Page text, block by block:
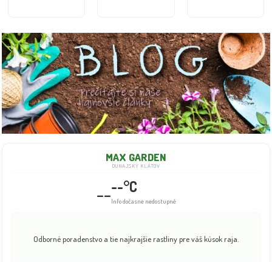
MAX GARDEN
DUNAJSKÝ KLÁTOV
----°C
Info dočasne nedostupné
Odborné poradenstvo a tie najkrajšie rastliny pre váš kúsok raja.